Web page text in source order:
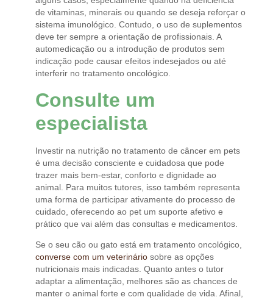
de vitaminas, minerais ou quando se deseja reforçar o
sistema imunológico. Contudo, o uso de suplementos
deve ter sempre a orientação de profissionais. A
automedicação ou a introdução de produtos sem
indicação pode causar efeitos indesejados ou até
interferir no tratamento oncológico.
Consulte um
especialista
Investir na nutrição no tratamento de câncer em pets
é uma decisão consciente e cuidadosa que pode
trazer mais bem-estar, conforto e dignidade ao
animal. Para muitos tutores, isso também representa
uma forma de participar ativamente do processo de
cuidado, oferecendo ao pet um suporte afetivo e
prático que vai além das consultas e medicamentos.
Se o seu cão ou gato está em tratamento oncológico,
converse com um veterinário sobre as opções
nutricionais mais indicadas. Quanto antes o tutor
adaptar a alimentação, melhores são as chances de
manter o animal forte e com qualidade de vida. Afinal,